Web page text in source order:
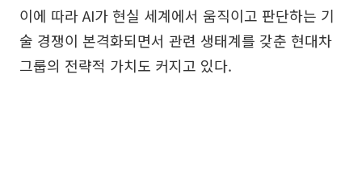
이에 따라 AI가 현실 세계에서 움직이고 판단하는 기
술 경쟁이 본격화되면서 관련 생태계를 갖춘 현대차
그룹의 전략적 가치도 커지고 있다.